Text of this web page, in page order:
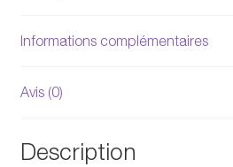
Informations complémentaires
Avis (0)
Description